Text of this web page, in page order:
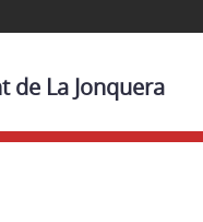
de La Jonquera